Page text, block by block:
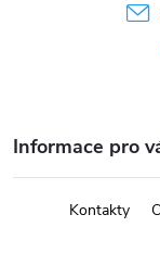
Informace pro
Kontakty